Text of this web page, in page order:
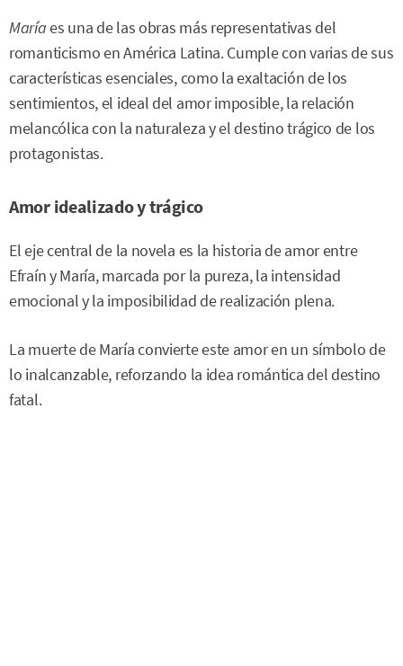
Maríaes una de las obras más representativas del
romanticismo en América Latina. Cumple con varias de sus
características esenciales, como la exaltación de los
sentimientos, el ideal del amor imposible, la relación
melancólica con la naturaleza y el destino trágico de los
protagonistas.
Amor idealizado y trágico
El eje central de la novela es la historia de amor entre
Efraín y María, marcada por la pureza, la intensidad
emocional y la imposibilidad de realización plena.
La muerte de María convierte este amor en un símbolo de
lo inalcanzable, reforzando la idea romántica del destino
fatal.